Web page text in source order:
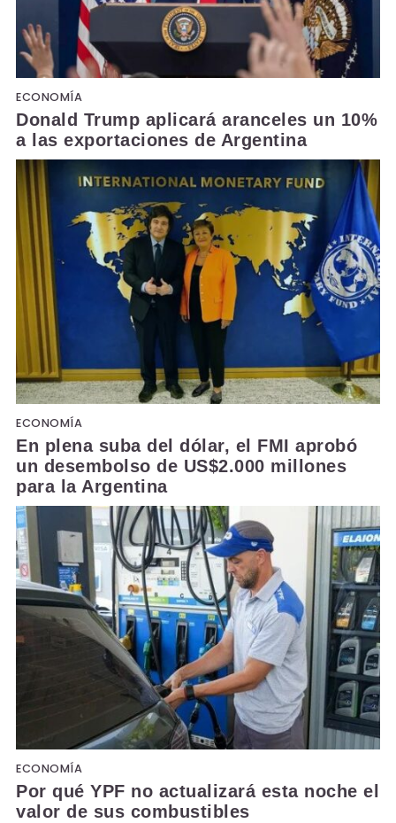
ECONOMÍA
Donald Trump aplicará aranceles un 10%
a las exportaciones de Argentina
ECONOMÍA
En plena suba del dólar, el FMI aprobó
un desembolso de US$2.000 millones
para la Argentina
ECONOMÍA
Por qué YPF no actualizará esta noche el
valor de sus combustibles